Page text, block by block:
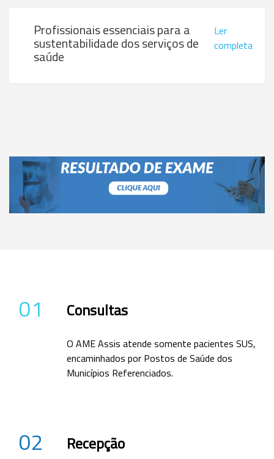
Profissionais essenciais para a
sustentabilidade dos serviços de
saúde
Ler
completa
01 Consultas
O AME Assis atende somente pacientes SUS,
encaminhados por Postos de Saúde dos
Municípios Referenciados.
02 Recepção